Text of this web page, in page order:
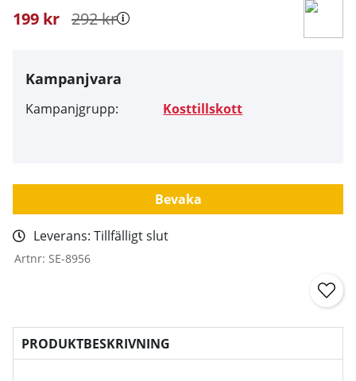
292kr
199 kr
Kampanjvara
Kampanjgrupp: Kosttillskott
Bevaka
Leverans: Tillfälligt slut
Artnr: SE-8956
PRODUKTBESKRIVNING